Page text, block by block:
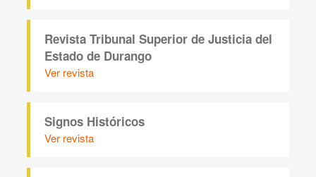
Revista Tribunal Superior de Justicia del
Estado de Durango
Ver revista
Signos Históricos
Ver revista